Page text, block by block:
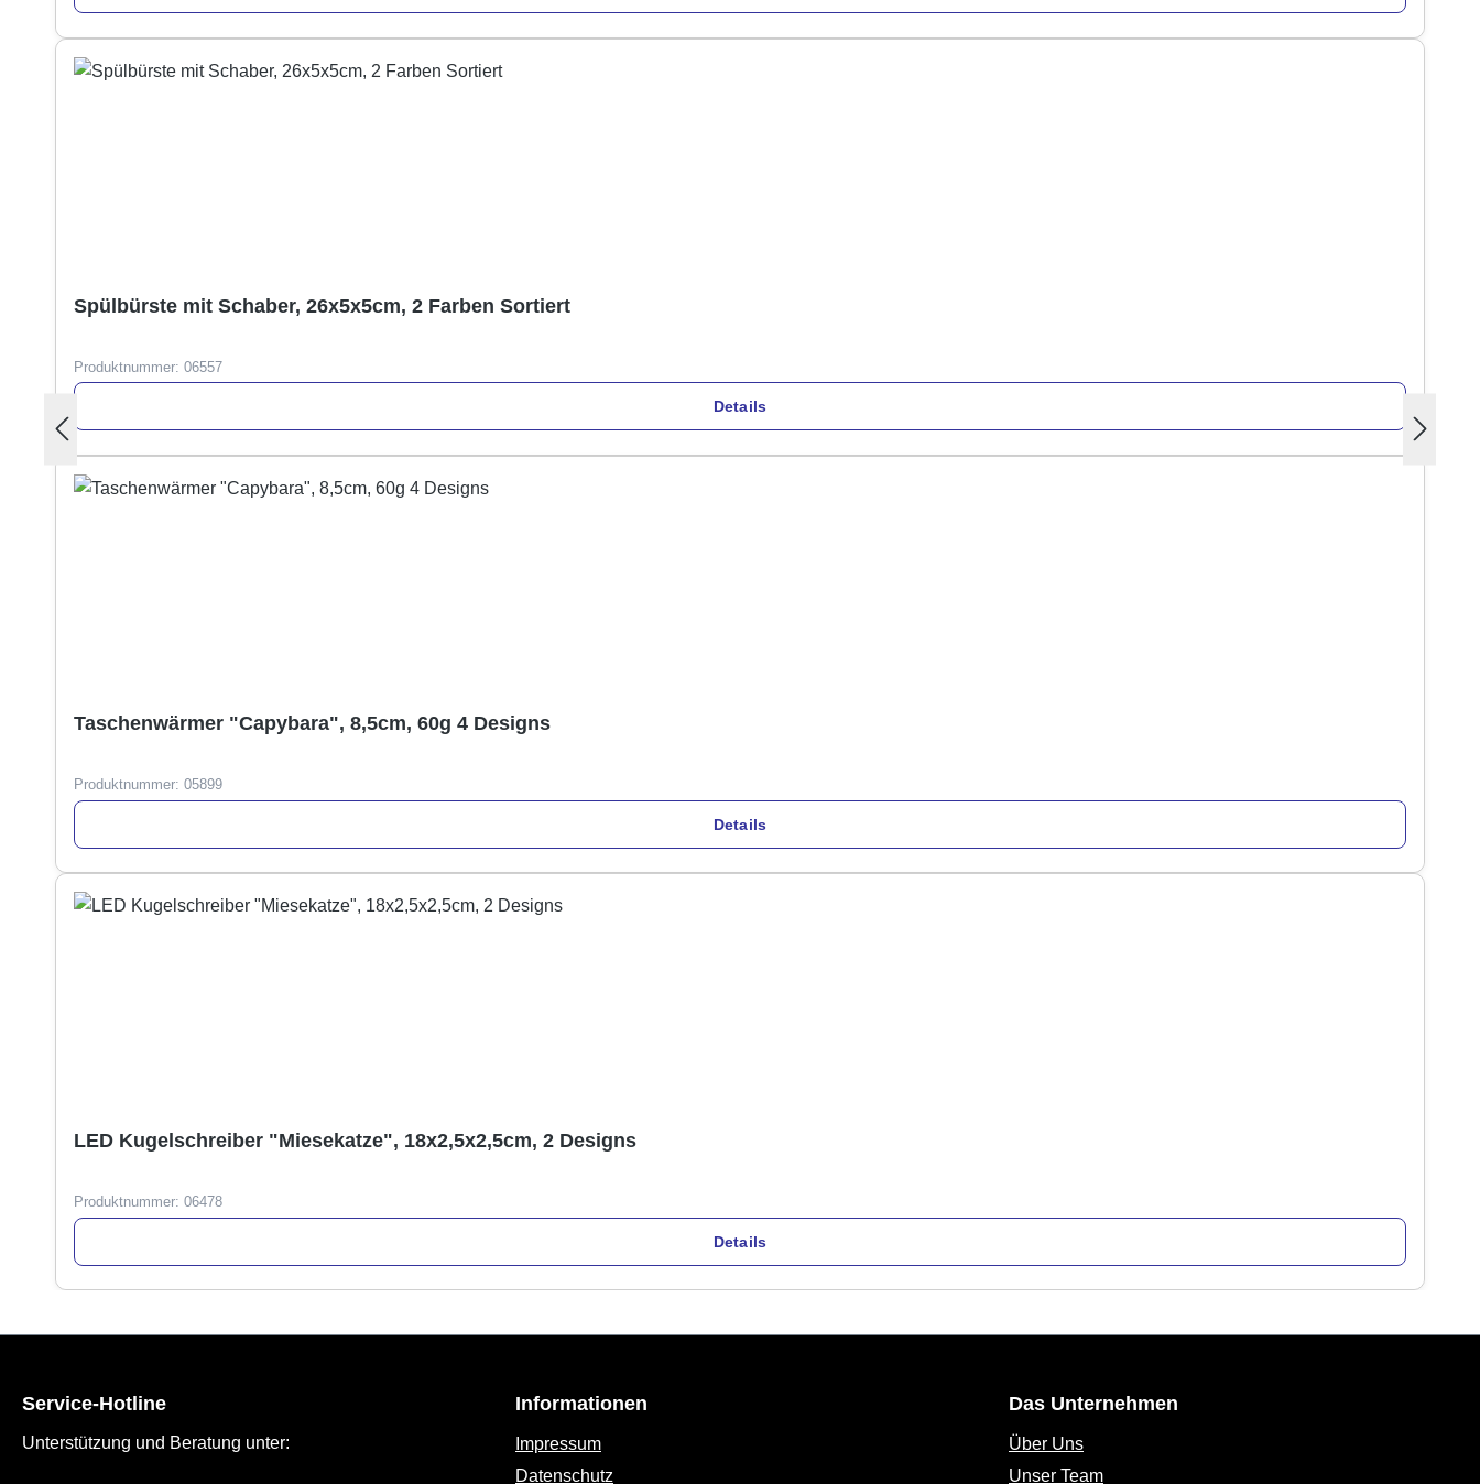
Spülbürste mit Schaber, 26x5x5cm, 2 Farben Sortiert
Produktnummer: 06557
Details
Taschenwärmer "Capybara", 8,5cm, 60g 4 Designs
Produktnummer: 05899
Details
LED Kugelschreiber "Miesekatze", 18x2,5x2,5cm, 2 Designs
Produktnummer: 06478
Details
Service-Hotline
Unterstützung und Beratung unter:
Informationen
Impressum
Datenschutz
Das Unternehmen
Über Uns
Unser Team